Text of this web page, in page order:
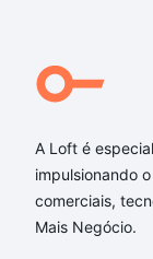
A Loft é
impulsionando
comerciais,
Mais Negócio.